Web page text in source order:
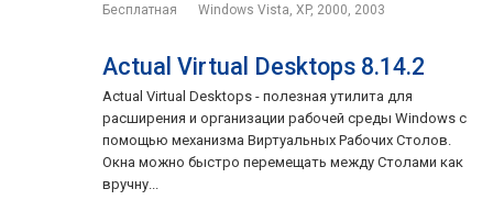
Бесплатная Windows Vista, XP, 2000, 2003
Actual Virtual Desktops 8.14.2
Actual Virtual Desktops - полезная утилита для
расширения и организации рабочей среды Windows с
помощью механизма Виртуальных Рабочих Столов.
Окна можно быстро перемещать между Столами как
вручну...